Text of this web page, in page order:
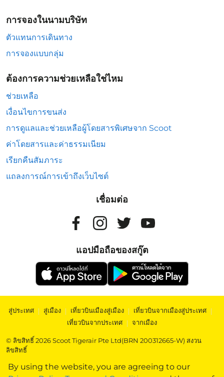
By using the website, you are agreeing to our
การจองในนามบริษัท
ตัวแทนการเดินทาง
การจองแบบกลุ่ม
ต้องการความช่วยเหลือใช่ไหม
ช่วยเหลือ
เงื่อนไขการขนส่ง
การดูแลและช่วยเหลือผู้โดยสารพิเศษจาก Scoot
ค่าโดยสารและค่าธรรมเนียม
เรียกคืนสัมภาระ
แถลงการณ์การเข้าถึงเว็บไซต์
เชื่อมต่อ
แอปมือถือของสกู๊ต
สู่ประเทศ | สู่เมือง | เที่ยวบินเมืองสู่เมือง | เที่ยวบินจากเมืองสู่ประเทศ |
เที่ยวบินจากประเทศ | จากเมือง
© ลิขสิทธิ์ 2026 Scoot Tigerair Pte Ltd(BRN 200312665-W) สงวน
ลิขสิทธิ์